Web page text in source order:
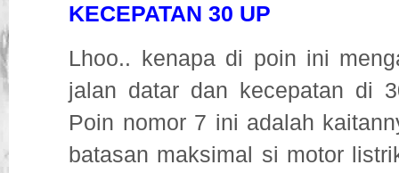
KECEPATAN 30 UP
Lhoo.. kenapa di poin ini
jalan datar dan kecepatan di
Poin nomor 7 ini adalah
batasan maksimal si motor